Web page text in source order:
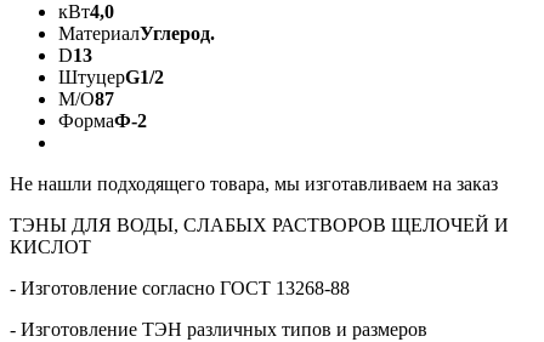
кВт4,0
МатериалУглерод.
D13
ШтуцерG1/2
M/O87
ФормаФ-2
Не нашли подходящего товара, мы изготавливаем на заказ
ТЭНЫ ДЛЯ ВОДЫ, СЛАБЫХ РАСТВОРОВ ЩЕЛОЧЕЙ И
КИСЛОТ
- Изготовление согласно ГОСТ 13268-88
- Изготовление ТЭН различных типов и размеров